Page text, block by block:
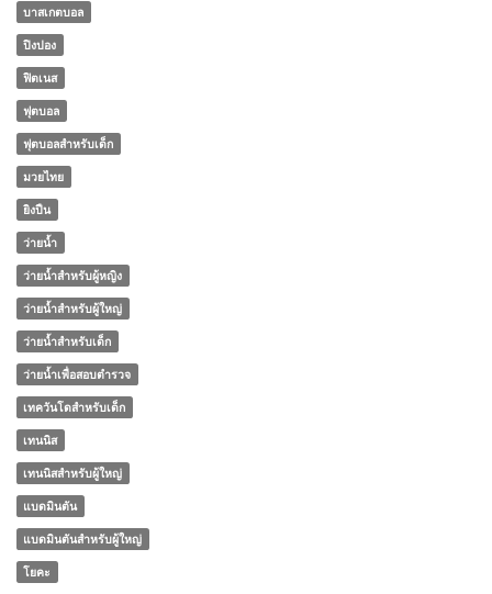
บาสเกตบอล
ปิงปอง
ฟิตเนส
ฟุตบอล
ฟุตบอลสำหรับเด็ก
มวยไทย
ยิงปืน
ว่ายน้ำ
ว่ายน้ำสำหรับผู้หญิง
ว่ายน้ำสำหรับผู้ใหญ่
ว่ายน้ำสำหรับเด็ก
ว่ายน้ำเพื่อสอบตำรวจ
เทควันโดสำหรับเด็ก
เทนนิส
เทนนิสสำหรับผู้ใหญ่
แบดมินตัน
แบดมินตันสำหรับผู้ใหญ่
โยคะ